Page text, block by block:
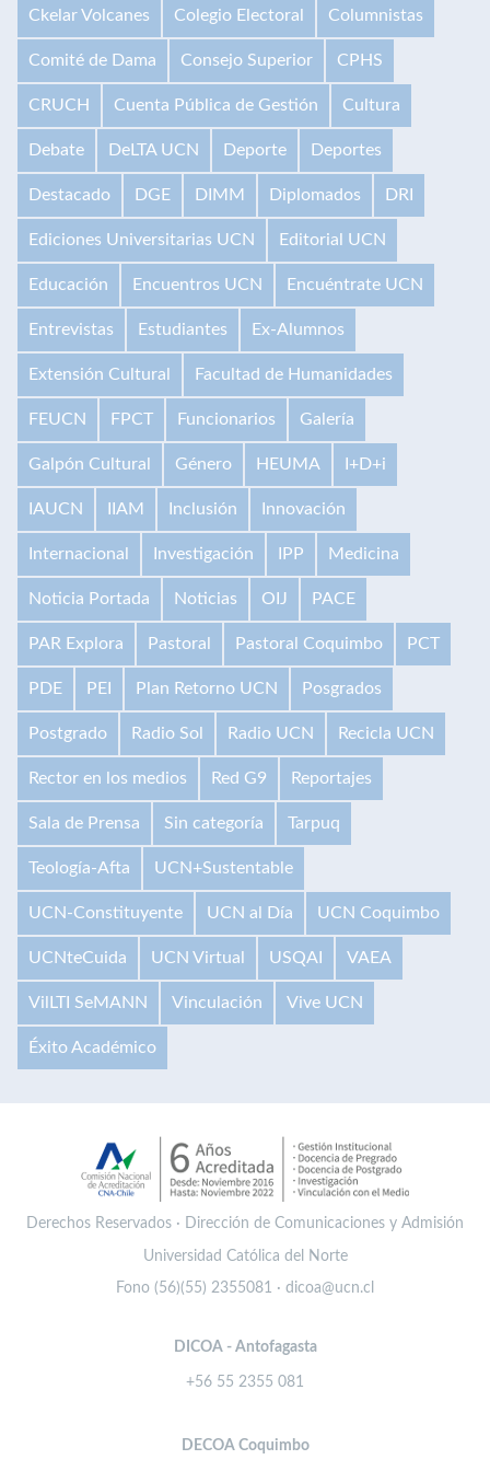
Ckelar Volcanes Colegio Electoral Columnistas
Comité de Dama Consejo Superior CPHS
CRUCH Cuenta Pública de Gestión Cultura
Debate DeLTA UCN Deporte Deportes
Destacado DGE DIMM Diplomados DRI
Ediciones Universitarias UCN Editorial UCN
Educación Encuentros UCN Encuéntrate UCN
Entrevistas Estudiantes Ex-Alumnos
Extensión Cultural Facultad de Humanidades
FEUCN FPCT Funcionarios Galería
Galpón Cultural Género HEUMA I+D+i
IAUCN IIAM Inclusión Innovación
Internacional Investigación IPP Medicina
Noticia Portada Noticias OIJ PACE
PAR Explora Pastoral Pastoral Coquimbo PCT
PDE PEI Plan Retorno UCN Posgrados
Postgrado Radio Sol Radio UCN Recicla UCN
Rector en los medios Red G9 Reportajes
Sala de Prensa Sin categoría Tarpuq
Teología-Afta UCN+Sustentable
UCN-Constituyente UCN al Día UCN Coquimbo
UCNteCuida UCN Virtual USQAI VAEA
VilLTI SeMANN Vinculación Vive UCN
Éxito Académico
Derechos Reservados · Dirección de Comunicaciones y Admisión
Universidad Católica del Norte
Fono (56)(55) 2355081 · dicoa@ucn.cl
DICOA - Antofagasta
+56 55 2355 081
DECOA Coquimbo